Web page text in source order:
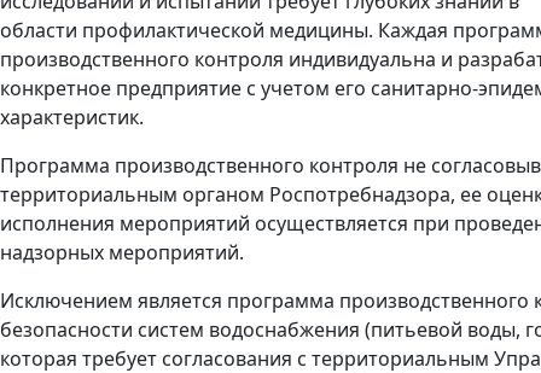
области профилактической медицины. Каждая
производственного контроля индивидуальна и
конкретное предприятие с учетом его санитарно-
характеристик.
Программа производственного контроля не
территориальным органом Роспотребнадзора, ее
исполнения мероприятий осуществляется при
надзорных мероприятий.
Исключением является программа производственного
безопасности систем водоснабжения (питьевой воды,
которая требует согласования с территориальным